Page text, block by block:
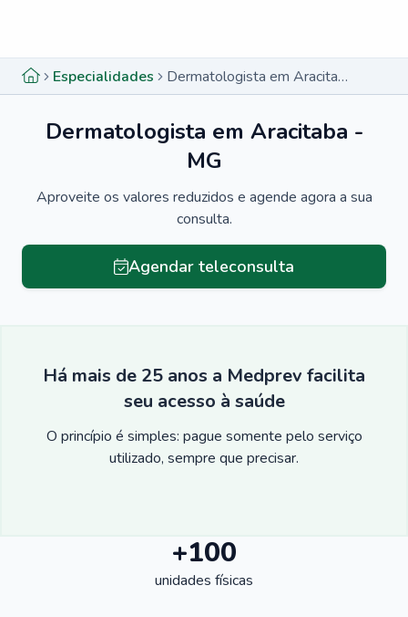
Especialidades Dermatologista em Aracitaba - MG
Dermatologista em Aracitaba -
MG
Aproveite os valores reduzidos e agende agora a sua
consulta.
Agendar teleconsulta
Há mais de 25 anos a Medprev facilita
seu acesso à saúde
O princípio é simples: pague somente pelo serviço
utilizado, sempre que precisar.
+100
unidades físicas